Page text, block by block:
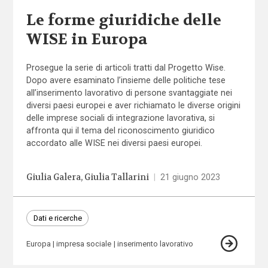
Le forme giuridiche delle
WISE in Europa
Prosegue la serie di articoli tratti dal Progetto Wise.
Dopo avere esaminato l’insieme delle politiche tese
all’inserimento lavorativo di persone svantaggiate nei
diversi paesi europei e aver richiamato le diverse origini
delle imprese sociali di integrazione lavorativa, si
affronta qui il tema del riconoscimento giuridico
accordato alle WISE nei diversi paesi europei.
Giulia Galera Giulia Tallarini 21 giugno 2023
Dati e ricerche
Europa impresa sociale inserimento lavorativo